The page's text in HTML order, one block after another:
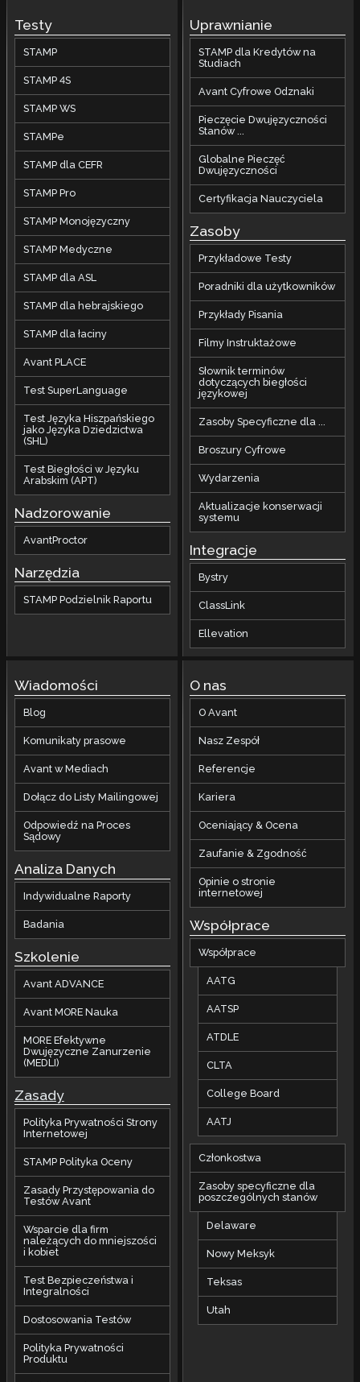
Testy
STAMP
STAMP 4S
STAMP WS
STAMPe
STAMP dla CEFR
STAMP Pro
STAMP Monojęzyczny
STAMP Medyczne
STAMP dla ASL
STAMP dla hebrajskiego
STAMP dla łaciny
Avant PLACE
Test SuperLanguage
Test Języka Hiszpańskiego
jako Języka Dziedzictwa
(SHL)
Test Biegłości w Języku
Arabskim (APT)
Nadzorowanie
AvantProctor
Narzędzia
STAMP Podzielnik Raportu
Uprawnianie
STAMP dla Kredytów na
Studiach
Avant Cyfrowe Odznaki
Pieczęcie Dwujęzyczności
Stanów ...
Globalne Pieczęć
Dwujęzyczności
Certyfikacja Nauczyciela
Zasoby
Przykładowe Testy
Poradniki dla użytkowników
Przykłady Pisania
Filmy Instruktażowe
Słownik terminów
dotyczących biegłości
językowej
Zasoby Specyficzne dla ...
Broszury Cyfrowe
Wydarzenia
Aktualizacje konserwacji
systemu
Integracje
Bystry
ClassLink
Ellevation
Wiadomości
Blog
Komunikaty prasowe
Avant w Mediach
Dołącz do Listy Mailingowej
Odpowiedź na Proces
Sądowy
Analiza Danych
Indywidualne Raporty
Badania
Szkolenie
Avant ADVANCE
Avant MORE Nauka
MORE Efektywne
Dwujęzyczne Zanurzenie
(MEDLI)
Zasady
Polityka Prywatności Strony
Internetowej
STAMP Polityka Oceny
Zasady Przystępowania do
Testów Avant
Wsparcie dla firm
należących do mniejszości
i kobiet
Test Bezpieczeństwa i
Integralności
Dostosowania Testów
Polityka Prywatności
Produktu
O nas
O Avant
Nasz Zespół
Referencje
Kariera
Oceniający & Ocena
Zaufanie & Zgodność
Opinie o stronie
internetowej
Współprace
Współprace
AATG
AATSP
ATDLE
CLTA
College Board
AATJ
Członkostwa
Zasoby specyficzne dla
poszczególnych stanów
Delaware
Nowy Meksyk
Teksas
Utah